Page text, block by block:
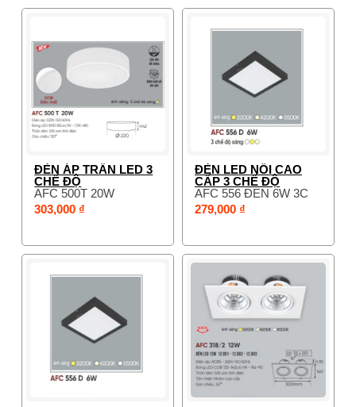
ĐÈN ÁP TRẦN LED 3
CHẾ ĐỘ
AFC 500T 20W
303,000 ₫
ĐÈN LED NỔI CAO
CẤP 3 CHẾ ĐỘ
AFC 556 ĐEN 6W 3C
279,000 ₫